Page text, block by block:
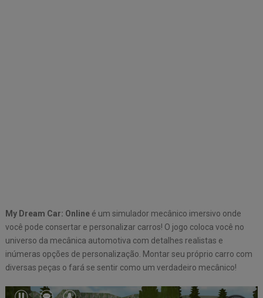
My Dream Car: Onlineé um simulador mecânico imersivo onde
você pode consertar e personalizar carros! O jogo coloca você no
universo da mecânica automotiva com detalhes realistas e
inúmeras opções de personalização. Montar seu próprio carro com
diversas peças o fará se sentir como um verdadeiro mecânico!